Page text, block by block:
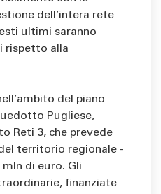
dell’intera rete
ultimi saranno
rispetto alla
del piano
Pugliese,
Reti 3, che prevede
territorio regionale -
di euro. Gli
finanziate